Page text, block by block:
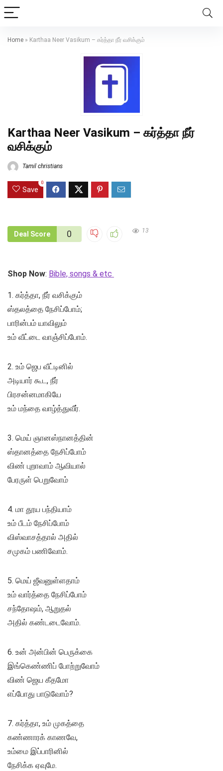
Home » Karthaa Neer Vasikum – கர்த்தா நீர் வசிக்கும்
Karthaa Neer Vasikum – கர்த்தா நீர்
வசிக்கும்
Tamil christians
Save
0
Deal Score 0 13
Shop Now: Bible, songs & etc
1. கர்த்தா, நீர் வசிக்கும்
ஸ்தலத்தை நேசிப்போம்;
பாரின்பம் யாவிலும்
உம் வீட்டை வாஞ்சிப்போம்.
2. உம் ஜெப வீட்டினில்
அடியார் கூட, நீர்
பிரசன்னமாகியே
உம் மந்தை வாழ்த்துவீர்.
3. மெய் ஞானஸ்நானத்தின்
ஸ்தானத்தை நேசிப்போம்
விண் புறாவாம் ஆவியால்
பேரருள் பெறுவோம்
4. மா தூய பந்தியாம்
உம் பீடம் நேசிப்போம்
விஸ்வாசத்தால் அதில்
சமுகம் பணிவோம்.
5. மெய் ஜீவனுள்ளதாம்
உம் வார்த்தை நேசிப்போம்
சந்தோஷம், ஆறுதல்
அதில் கண்டடைவோம்.
6. உன் அன்பின் பெருக்கை
இங்கெண்ணிப் போற்றுவோம்
விண் ஜெய கீதமோ
எப்போது பாடுவோம்?
7. கர்த்தா, உம் முகத்தை
கண்ணாரக் காணவே,
உம்மை இப்பாரினில்
நேசிக்க ஏவுமே.